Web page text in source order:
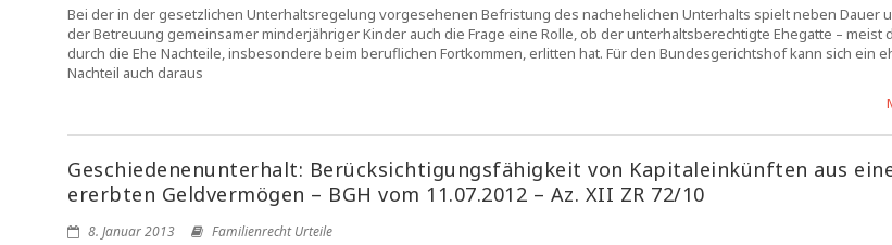
Bei der in der gesetzlichen Unterhaltsregelung vorgesehenen Befristung des nachehelichen Unterhalts spielt neben Dauer
der Betreuung gemeinsamer minderjähriger Kinder auch die Frage eine Rolle, ob der unterhaltsberechtigte Ehegatte – meist
durch die Ehe Nachteile, insbesondere beim beruflichen Fortkommen, erlitten hat. Für den Bundesgerichtshof kann sich ein
Nachteil auch daraus
Geschiedenenunterhalt: Berücksichtigungsfähigkeit von Kapitaleinkünften aus
ererbten Geldvermögen – BGH vom 11.07.2012 – Az. XII ZR 72/10
8. Januar 2013 Familienrecht Urteile